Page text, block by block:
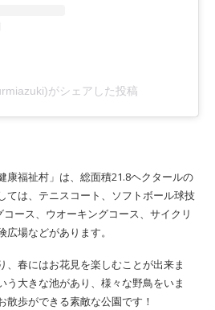
がシェアした投稿
康福祉村」は、総面積21.8ヘクタールの
ては、テニスコート、ソフトボール球技
ース、ウオーキングコース、サイクリ
場などがあります。
、春にはお花見を楽しむことが出来ま
う大きな池があり、様々な野鳥をいま
歩ができる素敵な公園です！